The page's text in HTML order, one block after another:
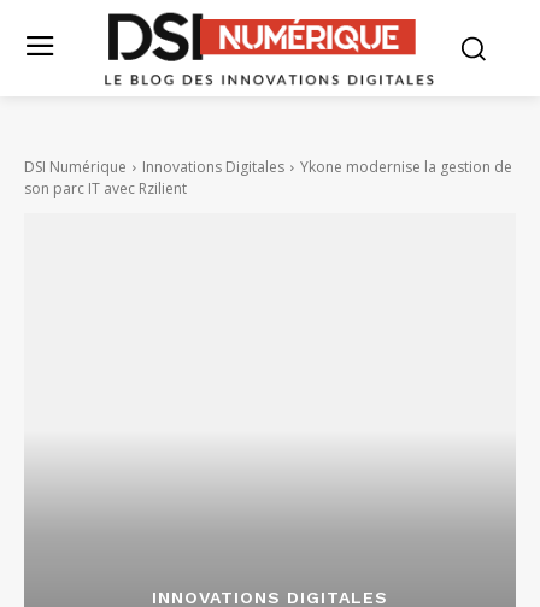
DSI Numérique Innovations Digitales
Ykone modernise la gestion de
son parc IT avec Rzilient
INNOVATIONS DIGITALES